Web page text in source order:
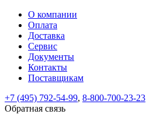
ВходРегистрация
Только
test@example.com
отправлена
по
ней
для
Только
Восстановление
пароля
Заполните
форму.
Мы
отправим
На
вашу
test@test.ru
отправлена
Введите
новый
пароль
Пароль
успешно
Обратная
связь
Ваше
сообщение
успешно
О компании
Оплата
Доставка
Сервис
Документы
Контакты
Поставщикам
+7 (495) 792-54-99, 8-800-700-23-23
Обратная связь